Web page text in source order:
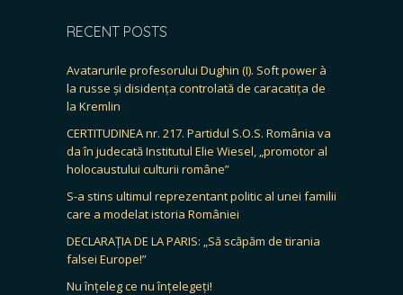
RECENT POSTS
Avatarurile profesorului Dughin (I). Soft power à
la russe și disidența controlată de caracatița de
la Kremlin
CERTITUDINEA nr. 217. Partidul S.O.S. România va
da în judecată Institutul Elie Wiesel, „promotor al
holocaustului culturii române”
S-a stins ultimul reprezentant politic al unei familii
care a modelat istoria României
DECLARAȚIA DE LA PARIS: „Să scăpăm de tirania
falsei Europe!”
Nu înțeleg ce nu înțelegeți!